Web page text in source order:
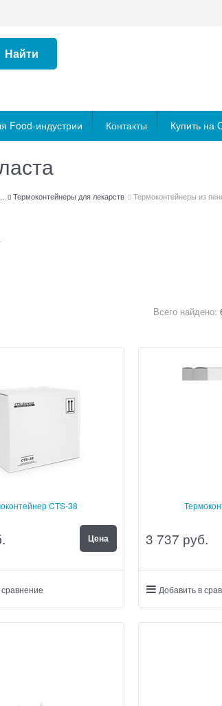
Найти
Food-индустрии Контакты Купить на
Термоконтейнеры для лекарств Термоконтейнеры из
Всего найдено:
CTS-38
Цена 3 737 руб.
Добавить в